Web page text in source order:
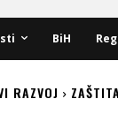
BiH
RAZVOJ